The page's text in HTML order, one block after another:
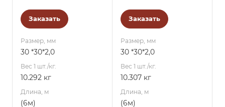
Заказать
Размер, мм
30 *30*2,0
Вес 1 шт./кг.
10.292 кг
Длина, м
(6м)
Заказать
Размер, мм
30 *30*2,0
Вес 1 шт./кг.
10.307 кг
Длина, м
(6м)